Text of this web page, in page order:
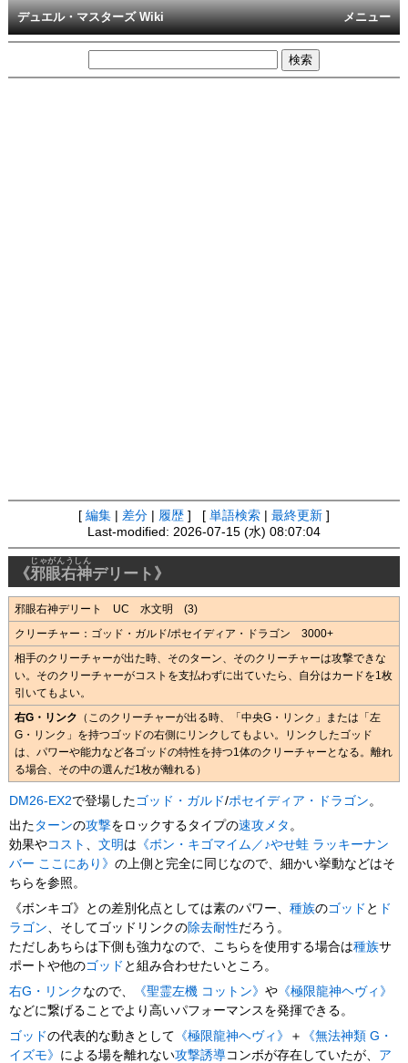
メニュー
デュエル・マスターズ Wiki
[ 編集 差分 履歴 ] [ 単語検索 最終更新 ]
Last-modified: 2026-07-15 (水) 08:07:04
《邪眼右神
じゃがんうしん
デリート》
邪眼右神デリート UC 水文明 (3)
クリーチャー：ゴッド・ガルド/ポセイディア・ドラゴン 3000+
相手のクリーチャーが出た時、そのターン、そのクリーチャーは攻撃できな
い。そのクリーチャーがコストを支払わずに出ていたら、自分はカードを1枚
引いてもよい。
右G・リンク （このクリーチャーが出る時、「中央G・リンク」または「左
G・リンク」を持つゴッドの右側にリンクしてもよい。リンクしたゴッド
は、パワーや能力など各ゴッドの特性を持つ1体のクリーチャーとなる。離れ
る場合、その中の選んだ1枚が離れる）
DM26-EX2で登場した ゴッド・ガルド/ポセイディア・ドラゴン 。
出た ターンの攻撃をロックするタイプの速攻メタ 。
効果やコスト 、文明 は 《ボン・キゴマイム／♪やせ蛙 ラッキーナン
バー ここにあり》の上側と完全に同じなので、細かい挙動などはそ
ちらを参照。
《ボンキゴ》との差別化点としては素のパワー、種族のゴッド と ド
ラゴン、そしてゴッドリンクの除去耐性だろう。
ただしあちらは下側も強力なので、こちらを使用する場合は種族サ
ポートや他のゴッド と組み合わせたいところ。
右G・リンク なので、 《聖霊左機 コットン》や 《極限龍神ヘヴィ》
などに繋げることでより高いパフォーマンスを発揮できる。
ゴッドの代表的な動きとして 《極限龍神ヘヴィ》 ＋
《無法神類 G・
イズモ》 による場を離れない攻撃誘導コンボが存在していたが、 ア